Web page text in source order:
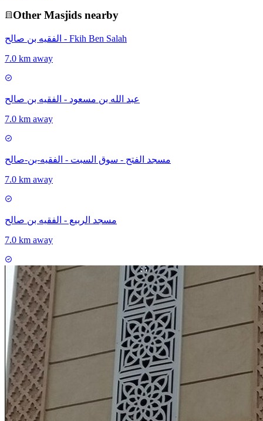
Other Masjids nearby
الفقيه بن صالح - Fkih Ben Salah
7.0 km away
عبد الله بن مسعود - الفقيه بن صالح
7.0 km away
مسجد الفتح - سوق السبت - الفقيه-بن-صالح
7.0 km away
مسجد الربيع - الفقيه بن صالح
7.0 km away